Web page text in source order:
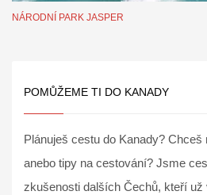
NÁRODNÍ PARK JASPER
POMŮŽEME TI DO KANADY
Plánuješ cestu do Kanady? Chceš
anebo tipy na cestování? Jsme
zkušenosti dalších Čechů, kteří už